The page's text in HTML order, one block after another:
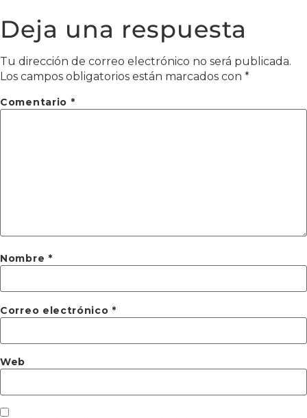
Deja una respuesta
Tu dirección de correo electrónico no será publicada.
Los campos obligatorios están marcados con *
Comentario *
Nombre *
Correo electrónico *
Web